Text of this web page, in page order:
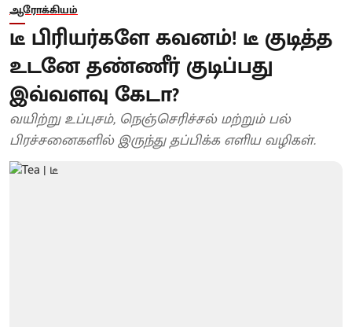
ஆரோக்கியம்
டீ பிரியர்களே கவனம்! டீ குடித்த
உடனே தண்ணீர் குடிப்பது
இவ்வளவு கேடா?
வயிற்று உப்புசம், நெஞ்செரிச்சல் மற்றும் பல்
பிரச்சனைகளில் இருந்து தப்பிக்க எளிய வழிகள்.